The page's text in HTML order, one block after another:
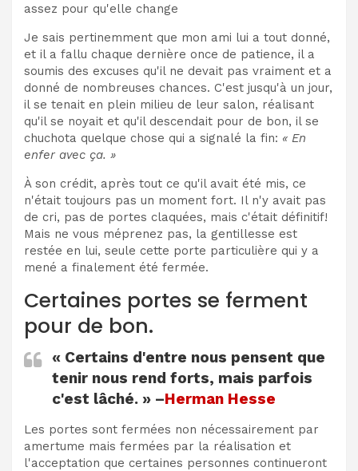
assez pour qu'elle change
Je sais pertinemment que mon ami lui a tout donné,
et il a fallu chaque dernière once de patience, il a
soumis des excuses qu'il ne devait pas vraiment et a
donné de nombreuses chances. C'est jusqu'à un jour,
il se tenait en plein milieu de leur salon, réalisant
qu'il se noyait et qu'il descendait pour de bon, il se
chuchota quelque chose qui a signalé la fin: « En
enfer avec ça. »
À son crédit, après tout ce qu'il avait été mis, ce
n'était toujours pas un moment fort. Il n'y avait pas
de cri, pas de portes claquées, mais c'était définitif!
Mais ne vous méprenez pas, la gentillesse est
restée en lui, seule cette porte particulière qui y a
mené a finalement été fermée.
Certaines portes se ferment
pour de bon.
« Certains d'entre nous pensent que
tenir nous rend forts, mais parfois
c'est lâché. » –Herman Hesse
Les portes sont fermées non nécessairement par
amertume mais fermées par la réalisation et
l'acceptation que certaines personnes continueront